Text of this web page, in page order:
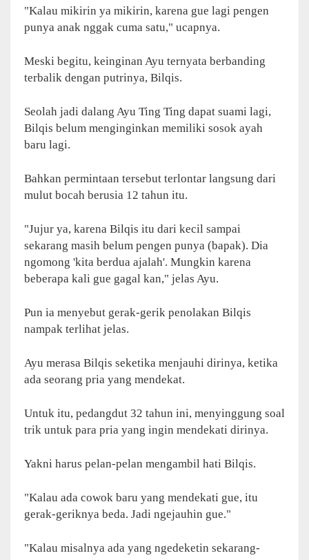
"Kalau mikirin ya mikirin, karena gue lagi pengen
punya anak nggak cuma satu," ucapnya.
Meski begitu, keinginan Ayu ternyata berbanding
terbalik dengan putrinya, Bilqis.
Seolah jadi dalang Ayu Ting Ting dapat suami lagi,
Bilqis belum menginginkan memiliki sosok ayah
baru lagi.
Bahkan permintaan tersebut terlontar langsung dari
mulut bocah berusia 12 tahun itu.
"Jujur ya, karena Bilqis itu dari kecil sampai
sekarang masih belum pengen punya (bapak). Dia
ngomong 'kita berdua ajalah'. Mungkin karena
beberapa kali gue gagal kan," jelas Ayu.
Pun ia menyebut gerak-gerik penolakan Bilqis
nampak terlihat jelas.
Ayu merasa Bilqis seketika menjauhi dirinya, ketika
ada seorang pria yang mendekat.
Untuk itu, pedangdut 32 tahun ini, menyinggung soal
trik untuk para pria yang ingin mendekati dirinya.
Yakni harus pelan-pelan mengambil hati Bilqis.
"Kalau ada cowok baru yang mendekati gue, itu
gerak-geriknya beda. Jadi ngejauhin gue."
"Kalau misalnya ada yang ngedeketin sekarang-